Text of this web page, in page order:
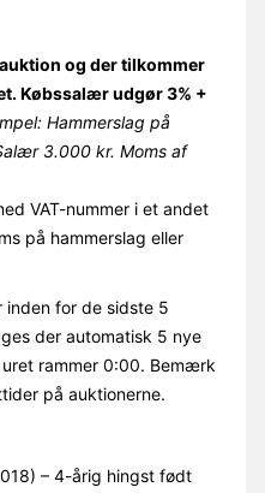
og der tilkommer
Købssalær udgør 3% +
Hammerslag på
3.000 kr. Moms af
VAT-nummer i et andet
på hammerslag eller
for de sidste 5
der automatisk 5 nye
rammer 0:00. Bemærk
på auktionerne.
– 4-årig hingst født